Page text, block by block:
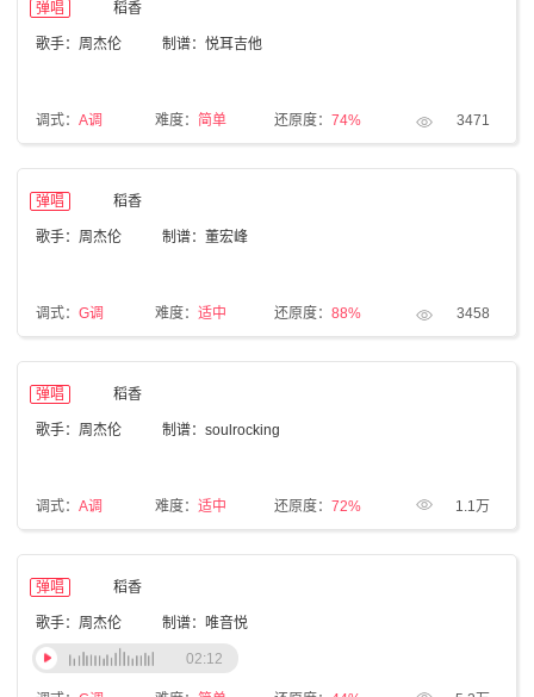
弹唱 稻香
歌手：周杰伦 制谱：悦耳吉他
调式： A调 难度： 简单 还原度： 74% 3471
弹唱 稻香
歌手：周杰伦 制谱：董宏峰
调式： G调 难度： 适中 还原度： 88% 3458
弹唱 稻香
歌手：周杰伦 制谱：soulrocking
调式： A调 难度： 适中 还原度： 72% 1.1万
弹唱 稻香
歌手：周杰伦 制谱：唯音悦
02:12